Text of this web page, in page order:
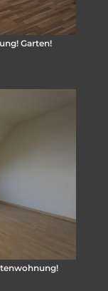
Garten!